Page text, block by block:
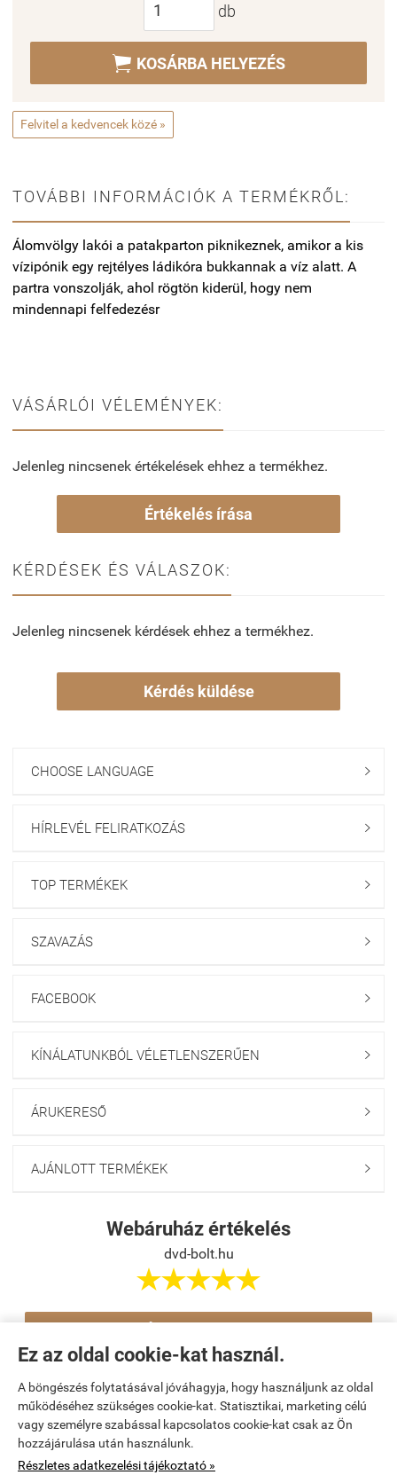
Ez az oldal cookie-kat használ.
A böngészés folytatásával jóváhagyja, hogy használjunk az oldal
működéséhez szükséges cookie-kat. Statisztikai, marketing célú
vagy személyre szabással kapcsolatos cookie-kat csak az Ön
hozzájárulása után használunk.
Részletes adatkezelési tájékoztató »
db
 KOSÁRBA HELYEZÉS
Felvitel a kedvencek közé »
TOVÁBBI INFORMÁCIÓK A TERMÉKRŐL:
Álomvölgy lakói a patakparton piknikeznek, amikor a kis
vízipónik egy rejtélyes ládikóra bukkannak a víz alatt. A
partra vonszolják, ahol rögtön kiderül, hogy nem
mindennapi felfedezésr
VÁSÁRLÓI VÉLEMÉNYEK:
Jelenleg nincsenek értékelések ehhez a termékhez.
Értékelés írása
KÉRDÉSEK ÉS VÁLASZOK:
Jelenleg nincsenek kérdések ehhez a termékhez.
Kérdés küldése
CHOOSE LANGUAGE 
HÍRLEVÉL FELIRATKOZÁS 
TOP TERMÉKEK 
SZAVAZÁS 
FACEBOOK 
KÍNÁLATUNKBÓL VÉLETLENSZERŰEN 
ÁRUKERESŐ 
AJÁNLOTT TERMÉKEK 
Webáruház értékelés
dvd-bolt.hu

Navigáció
Saját fiók